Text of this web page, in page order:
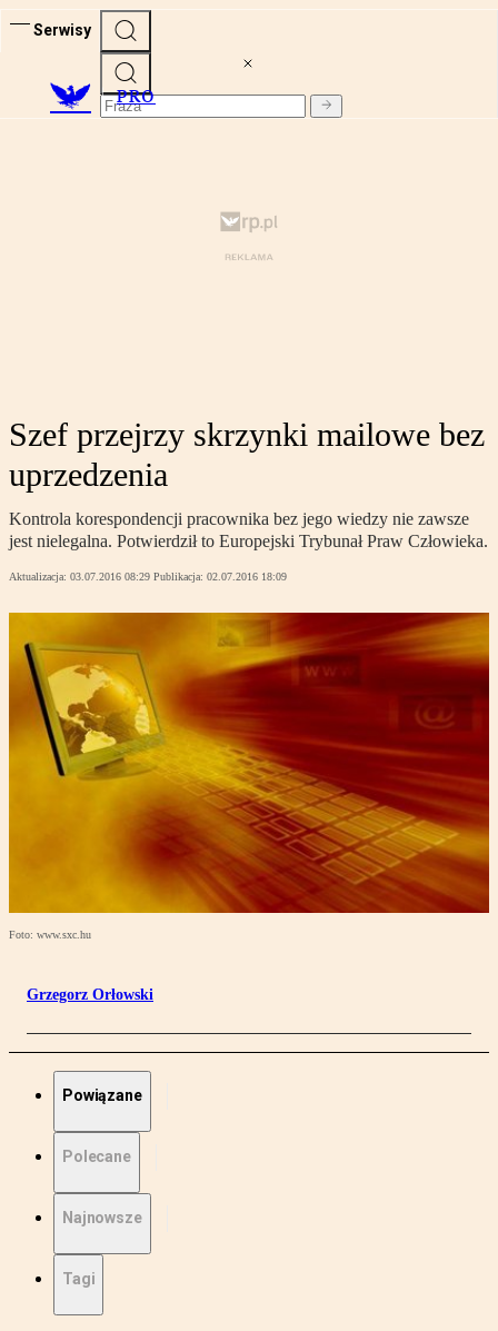
Serwisy
PRO
Szef przejrzy skrzynki mailowe bez
uprzedzenia
Kontrola korespondencji pracownika bez jego wiedzy nie zawsze
jest nielegalna. Potwierdził to Europejski Trybunał Praw Człowieka.
Aktualizacja: 03.07.2016 08:29 Publikacja: 02.07.2016 18:09
Foto: www.sxc.hu
Grzegorz Orłowski
Powiązane
Polecane
Najnowsze
Tagi